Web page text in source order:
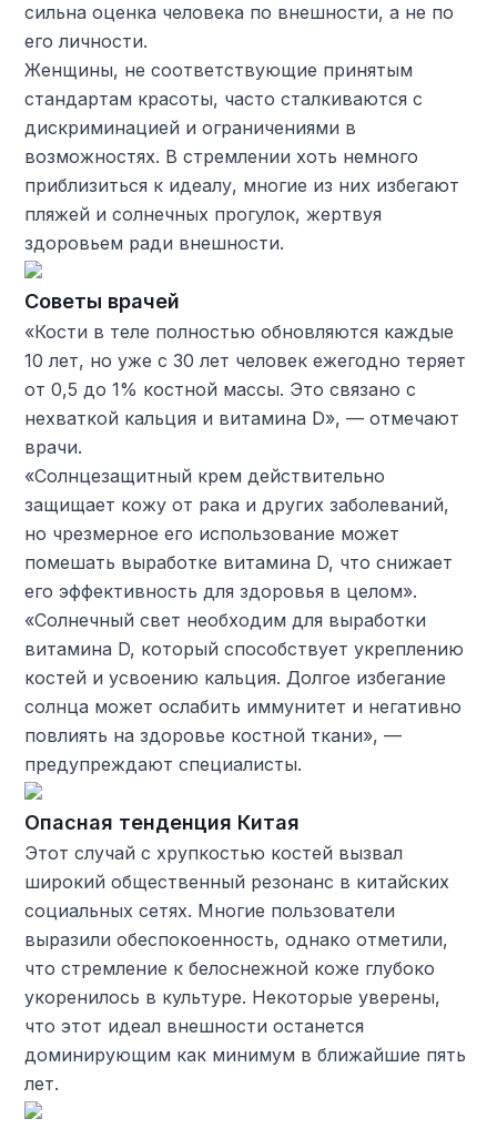
сильна оценка человека по внешности, а не по
его личности.
Женщины, не соответствующие принятым
стандартам красоты, часто сталкиваются с
дискриминацией и ограничениями в
возможностях. В стремлении хоть немного
приблизиться к идеалу, многие из них избегают
пляжей и солнечных прогулок, жертвуя
здоровьем ради внешности.
Советы врачей
«Кости в теле полностью обновляются каждые
10 лет, но уже с 30 лет человек ежегодно теряет
от 0,5 до 1% костной массы. Это связано с
нехваткой кальция и витамина D», — отмечают
врачи.
«Солнцезащитный крем действительно
защищает кожу от рака и других заболеваний,
но чрезмерное его использование может
помешать выработке витамина D, что снижает
его эффективность для здоровья в целом».
«Солнечный свет необходим для выработки
витамина D, который способствует укреплению
костей и усвоению кальция. Долгое избегание
солнца может ослабить иммунитет и негативно
повлиять на здоровье костной ткани», —
предупреждают специалисты.
Опасная тенденция Китая
Этот случай с хрупкостью костей вызвал
широкий общественный резонанс в китайских
социальных сетях. Многие пользователи
выразили обеспокоенность, однако отметили,
что стремление к белоснежной коже глубоко
укоренилось в культуре. Некоторые уверены,
что этот идеал внешности останется
доминирующим как минимум в ближайшие пять
лет.